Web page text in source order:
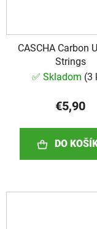
CASCHA Carbon
Strings
✅ Skladom (3
€5,90
DO